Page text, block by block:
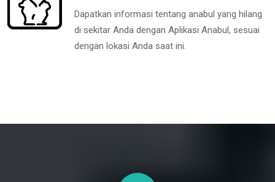
Dapatkan informasi tentang anabul yang hilang
di sekitar Anda dengan Aplikasi Anabul, sesuai
dengan lokasi Anda saat ini.